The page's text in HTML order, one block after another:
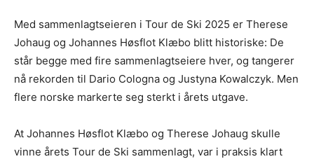
Med sammenlagtseieren i Tour de Ski 2025 er Therese
Johaug og Johannes Høsflot Klæbo blitt historiske: De
står begge med fire sammenlagtseiere hver, og tangerer
nå rekorden til Dario Cologna og Justyna Kowalczyk. Men
flere norske markerte seg sterkt i årets utgave.
At Johannes Høsflot Klæbo og Therese Johaug skulle
vinne årets Tour de Ski sammenlagt, var i praksis klart